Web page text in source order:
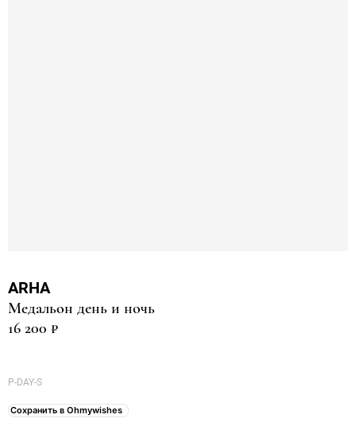
ARHA
Медальон день и ночь
16 200 ₽
P-DAY-S
Сохранить в Ohmywishes